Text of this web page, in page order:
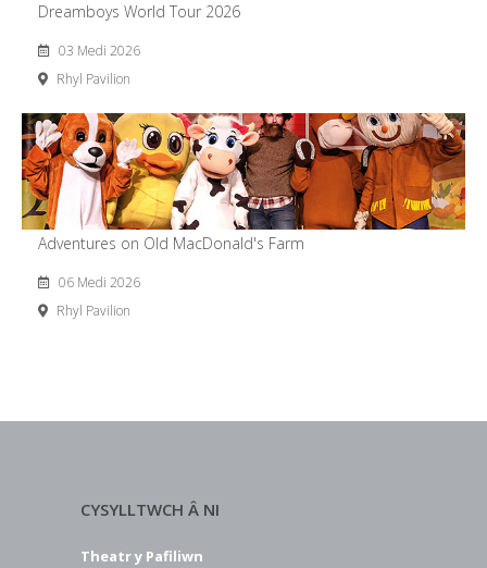
Dreamboys World Tour 2026
03 Medi 2026
Rhyl Pavilion
Adventures on Old MacDonald's Farm
06 Medi 2026
Rhyl Pavilion
CYSYLLTWCH Â NI
Theatr y Pafiliwn